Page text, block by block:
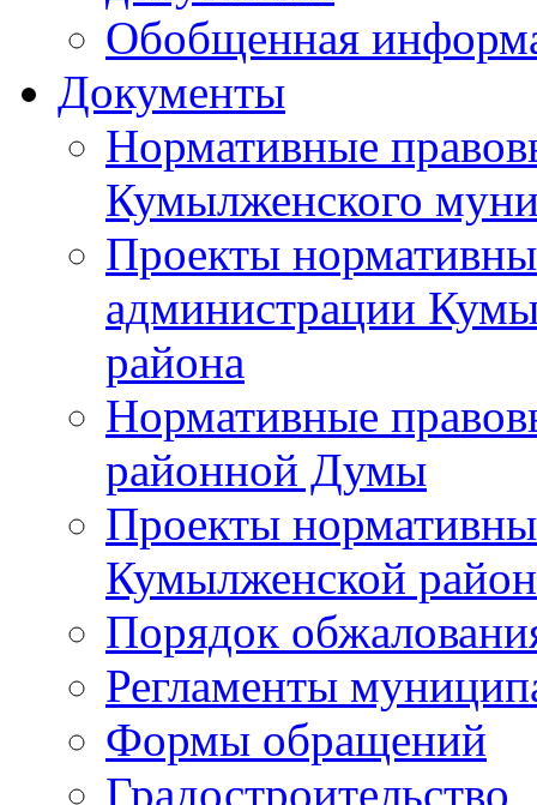
Обобщенная
Документы
Нормативные
Кумылженского
Проекты
администрации
района
Нормативные
районной Думы
Проекты
Кумылженской
Порядок
Регламенты
Формы обращений
Градостроительство